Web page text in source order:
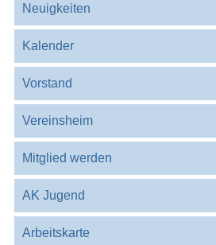
überspringen
Neuigkeiten
Kalender
Vorstand
Vereinsheim
Mitglied werden
AK Jugend
Arbeitskarte